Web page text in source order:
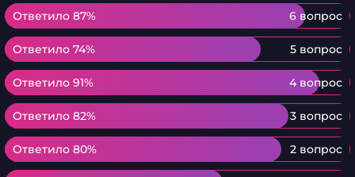
Ответило 87% 6 вопрос
Ответило 87%
Ответило 74% 5 вопрос
Ответило 74%
Ответило 91% 4 вопрос
Ответило 91%
Ответило 82% 3 вопрос
Ответило 82%
Ответило 80% 2 вопрос
Ответило 80%